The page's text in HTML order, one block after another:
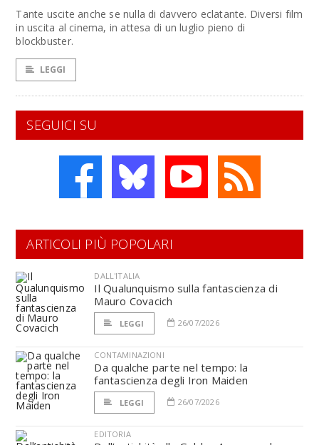
Tante uscite anche se nulla di davvero eclatante. Diversi film
in uscita al cinema, in attesa di un luglio pieno di
blockbuster.
LEGGI
SEGUICI SU
ARTICOLI PIÙ POPOLARI
DALL'ITALIA
Il Qualunquismo sulla fantascienza di
Mauro Covacich
LEGGI 26/07/2026
CONTAMINAZIONI
Da qualche parte nel tempo: la
fantascienza degli Iron Maiden
LEGGI 26/07/2026
EDITORIA